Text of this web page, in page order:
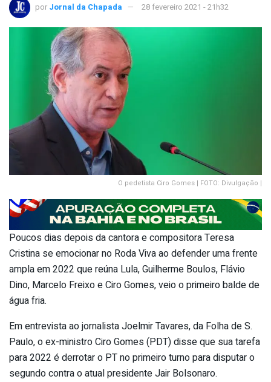
por Jornal da Chapada 28 fevereiro 2021 - 21h32
O pedetista Ciro Gomes | FOTO: Divulgação |
Poucos dias depois da cantora e compositora Teresa
Cristina se emocionar no Roda Viva ao defender uma frente
ampla em 2022 que reúna Lula, Guilherme Boulos, Flávio
Dino, Marcelo Freixo e Ciro Gomes, veio o primeiro balde de
água fria.
Em entrevista ao jornalista Joelmir Tavares, da Folha de S.
Paulo, o ex-ministro Ciro Gomes (PDT) disse que sua tarefa
para 2022 é derrotar o PT no primeiro turno para disputar o
segundo contra o atual presidente Jair Bolsonaro.